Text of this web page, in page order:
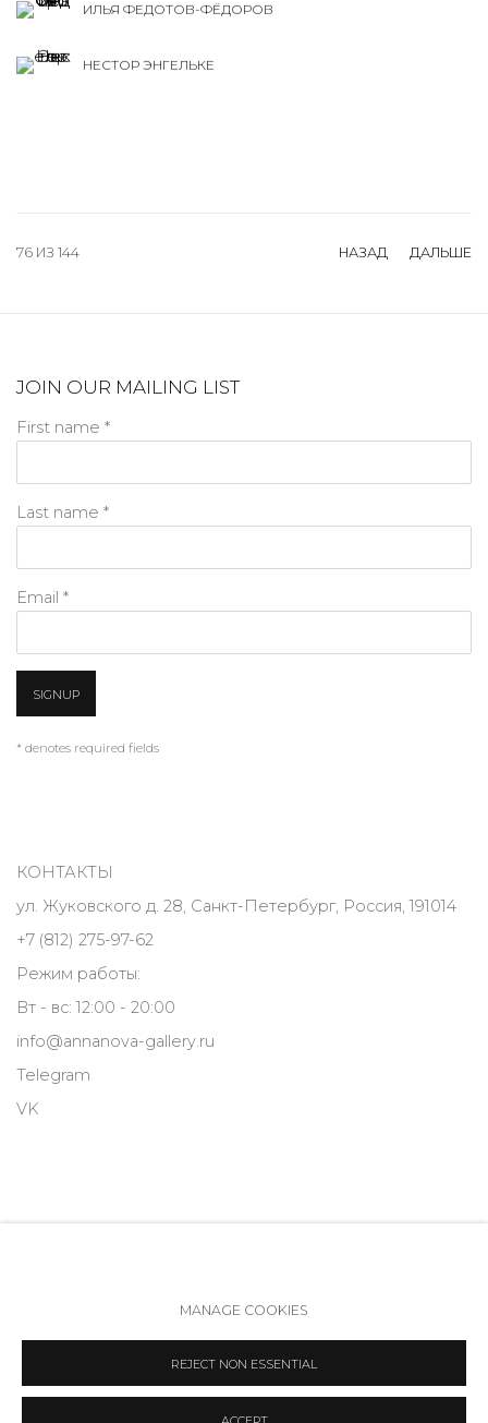
ИЛЬЯ ФЕДОТОВ-ФЁДОРОВ
НЕСТОР ЭНГЕЛЬКЕ
НАЗАД ДАЛЬШЕ
76 ИЗ 144
JOIN OUR MAILING LIST
First name *
Last name *
Email *
SIGNUP
* denotes required fields
КОНТАКТЫ
ул. Жуковского д. 28, Санкт-Петербург, Россия, 191014
+7 (812) 275-97-62
Режим работы:
Вт - вс: 12:00 - 20:00
info@annanova-gallery.ru
Telegram
VK
COPYRIGHT © 2026 ANNA NOVA GALLERY SITE BY ARTLOGIC
MANAGE COOKIES
REJECT NON ESSENTIAL